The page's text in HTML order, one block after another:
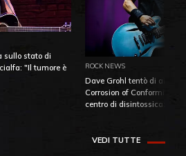
sullo stato di
"Il tumore è
ROCK NEWS
Dave Grohl tentò di
Corrosion of Conformity
centro di
VEDI TUTTE